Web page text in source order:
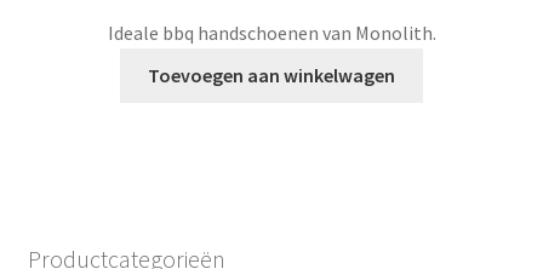
was:
€39,90.
is:
€29,99.
Ideale bbq handschoenen van Monolith.
Toevoegen aan winkelwagen
Productcategorieën